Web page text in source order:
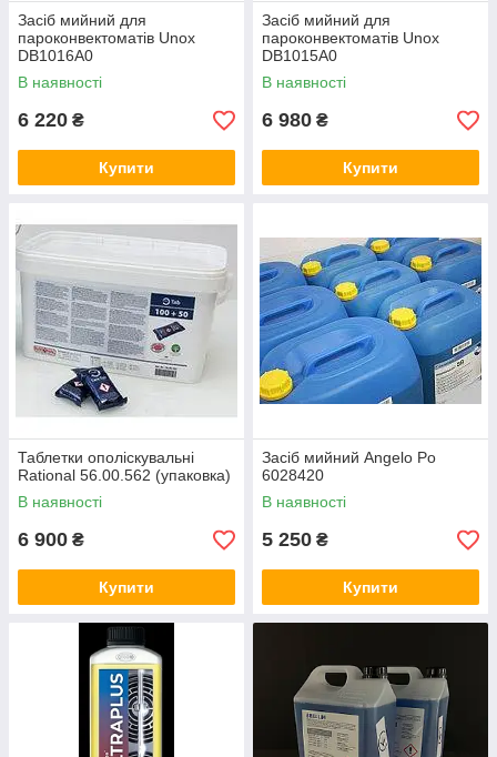
Засіб мийний для
пароконвектоматів Unox
DB1016A0
В наявності
6 220 ₴
Купити
Засіб мийний для
пароконвектоматів Unox
DB1015A0
В наявності
6 980 ₴
Купити
Таблетки ополіскувальні
Rational 56.00.562 (упаковка)
В наявності
6 900 ₴
Купити
Засіб мийний Angelo Po
6028420
В наявності
5 250 ₴
Купити